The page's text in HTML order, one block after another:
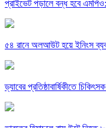
প্রাইভেট পড়ালে বন্ধ হবে
৫৪ রানে অলআউট হয়ে ইনিংস
ড্যাবের প্রতিষ্ঠাবার্ষিকীতে